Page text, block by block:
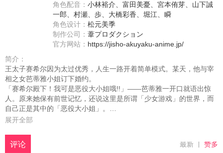
角色配音： 小林裕介、 富田美憂、 宮本侑芽、 山下誠
一郎、 村瀬、 歩、 大橋彩香、 堀江、 瞬
角色设计： 松元美季
制作公司： 葦プロダクション
官方网站： https://jisho-akuyaku-anime.jp/
简介：
王太子赛希尔因为太过优秀，人生一路开着简单模式。某天，他与宰
相之女芭蒂雅小姐订下婚约。
「赛希尔殿下！我可是恶役大小姐哦!!」——芭蒂雅一开口就语出惊
人。原来她保有前世记忆，还说这里是所谓「少女游戏」的世界，而
自己正是其中的「恶役大小姐」。
而她的目标，竟是成为不管带到哪里都不丢脸、堪称一流的恶役大小
温柔的性格而老是徒劳无功。可是，她似乎有着身为恶役大小姐绝对
展开全部